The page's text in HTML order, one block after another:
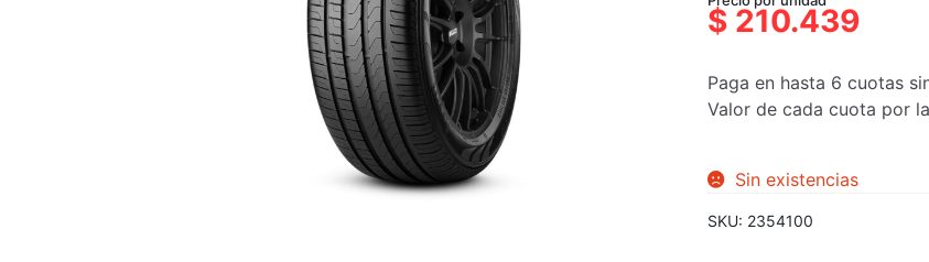
precio
original
$247.576.
precio
actual
$210.439.
$ 210.439
Paga en hasta 6 cuotas
Valor de cada cuota por
Sin existencias
SKU: 2354100